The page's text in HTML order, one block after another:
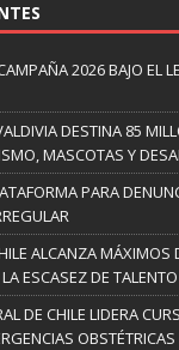
2026 BAJO EL
DESTINA 85
MASCOTAS Y
PARA
ALCANZA MÁXIMOS
ESCASEZ DE TALENTO
DE CHILE LIDERA